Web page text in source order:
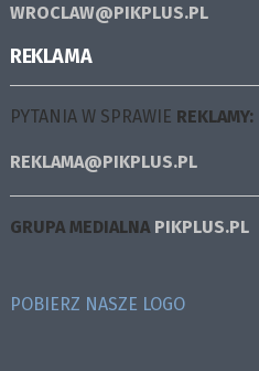
WROCLAW@PIKPLUS.PL
REKLAMA
PYTANIA W SPRAWIE REKLAMY:
REKLAMA@PIKPLUS.PL
GRUPA MEDIALNA PIKPLUS.PL
POBIERZ NASZE LOGO